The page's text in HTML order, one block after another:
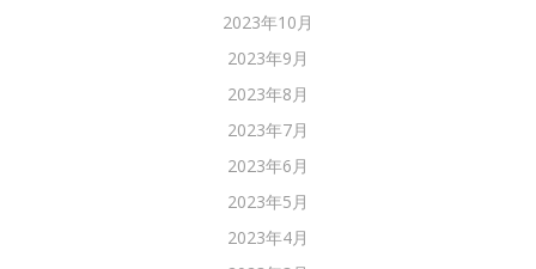
2023年10月
2023年9月
2023年8月
2023年7月
2023年6月
2023年5月
2023年4月